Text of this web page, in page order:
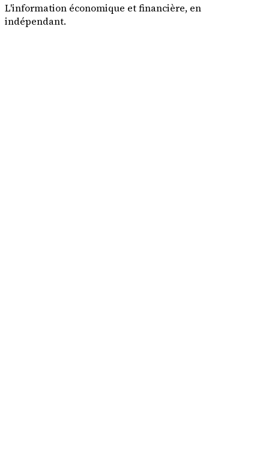
L'information économique et financière, en
indépendant.